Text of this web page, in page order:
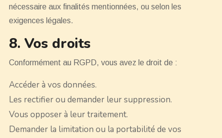
nécessaire aux finalités mentionnées, ou selon les
exigences légales.
8. Vos droits
Conformément au RGPD, vous avez le droit de :
Accéder à vos données.
Les rectifier ou demander leur suppression.
Vous opposer à leur traitement.
Demander la limitation ou la portabilité de vos